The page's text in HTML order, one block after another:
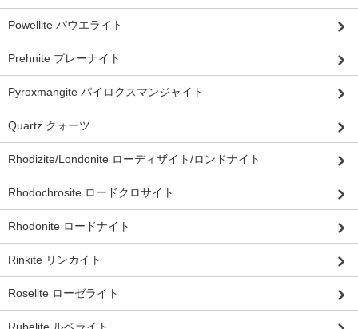
Powellite パウエライト
Prehnite プレーナイト
Pyroxmangite パイロクスマンジャイト
Quartz クォーツ
Rhodizite/Londonite ローディザイト/ロンドナイト
Rhodochrosite ロードクロサイト
Rhodonite ロードナイト
Rinkite リンカイト
Roselite ローゼライト